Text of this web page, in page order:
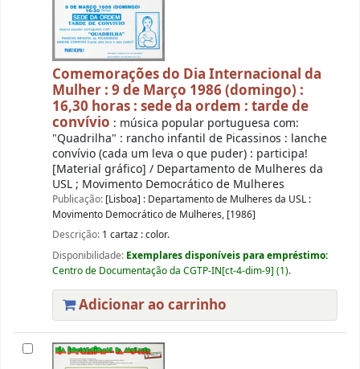
Comemorações do Dia Internacional da
Mulher : 9 de Março 1986 (domingo) :
16,30 horas : sede da ordem : tarde de
convívio : música popular portuguesa com:
"Quadrilha" : rancho infantil de Picassinos : lanche
convívio (cada um leva o que puder) : participa!
[Material gráfico] / Departamento de Mulheres da
USL ; Movimento Democrático de Mulheres
Publicação: [Lisboa] : Departamento de Mulheres da USL :
Movimento Democrático de Mulheres, [1986]
Descrição: 1 cartaz : color.
Disponibilidade: Exemplares disponíveis para empréstimo:
Centro de Documentação da CGTP-IN[ct-4-dim-9] (1).
Adicionar ao carrinho